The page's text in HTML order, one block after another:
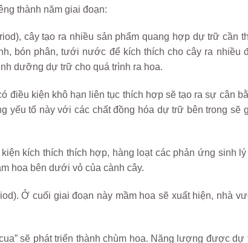
thành năm giai đoạn:
cây tạo ra nhiều sản phẩm quang hợp dự trữ cần
bón phân, tưới nước để kích thích cho cây ra nhiều
dưỡng dự trữ cho quá trình ra hoa.
điều kiện khô hạn liên tục thích hợp sẽ tạo ra sự cân
yếu tố này với các chất đồng hóa dự trữ bên trong sẽ
kích thích thích hợp, hàng loạt các phản ứng sinh lý
hoa bên dưới vỏ của cành cây.
Ở cuối giai đoạn này mầm hoa sẽ xuất hiện, nhà
sẽ phát triển thành chùm hoa. Năng lượng được dự